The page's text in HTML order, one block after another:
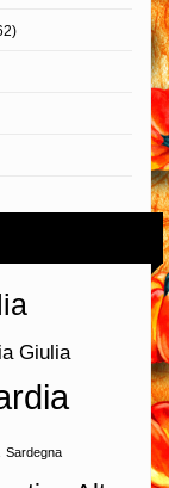
Giulia
Sardegna